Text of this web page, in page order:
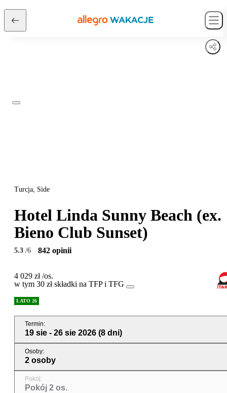
Turcja, Side
Hotel Linda Sunny Beach (ex.
Bieno Club Sunset)
5.3 /6 842 opinii
4 029 zł/os.
w tym 30 zł składki na TFP i TFG
LATO 26
Termin:
19 sie - 26 sie 2026 (8 dni)
Osoby:
2 osoby
Pokój:
Pokój 2 os.